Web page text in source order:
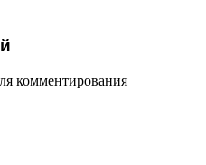
комментирования